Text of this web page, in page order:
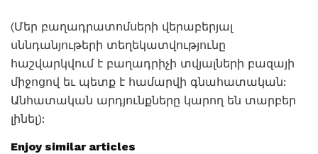
(Մեր բաղադրատոմսերի վերաբերյալ
սննդանյութերի տեղեկատվությունը
հաշվարկվում է բաղադրիչի տվյալների բազայի
միջոցով եւ պետք է համարվի գնահատական:
Անհատական ​​արդյունքները կարող են տարբեր
լինել):
Enjoy similar articles